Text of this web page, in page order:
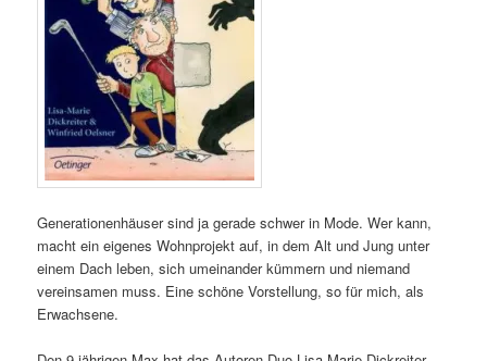
Generationenhäuser sind ja gerade schwer in Mode. Wer kann,
macht ein eigenes Wohnprojekt auf, in dem Alt und Jung unter
einem Dach leben, sich umeinander kümmern und niemand
vereinsamen muss. Eine schöne Vorstellung, so für mich, als
Erwachsene.